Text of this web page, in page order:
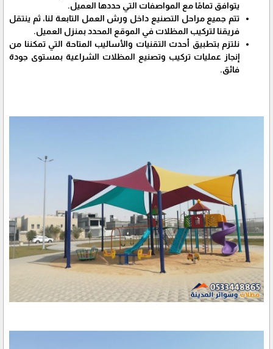
يتوافق تمامًا مع المواصفات التي حددها العميل.
تتم جميع مراحل التصنيع داخل ورش العمل التابعة لنا، ثم ينتقل
فريقنا لتركيب المظلات في الموقع المحدد بمنزل العميل.
نلتزم بتطبيق أحدث التقنيات والأساليب المتاحة التي تمكننا من
إنجاز عمليات تركيب وتصنيع المظلات الشراعية بمستوى جودة
فائق.